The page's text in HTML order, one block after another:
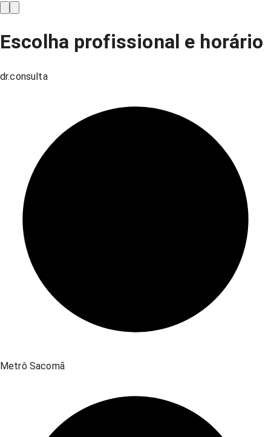
Escolha profissional e horário
dr.consulta
Metrô Sacomã